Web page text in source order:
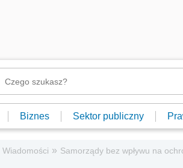
Biznes Sektor publiczny
Wiadomości » Samorządy bez wpływu na